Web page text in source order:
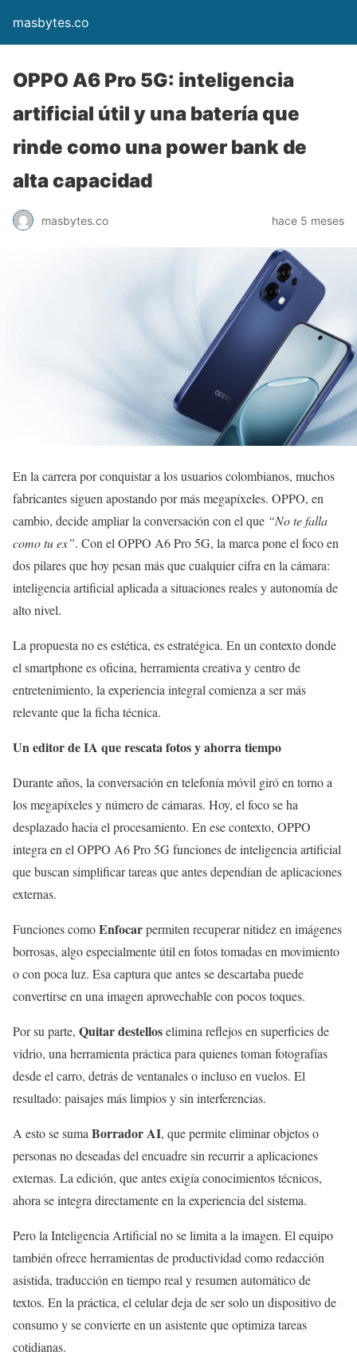
masbytes.co
OPPO A6 Pro 5G: inteligencia
artificial útil y una batería que
rinde como una power bank de
alta capacidad
masbytes.co hace 5 meses
En la carrera por conquistar a los usuarios colombianos, muchos
fabricantes siguen apostando por más megapíxeles. OPPO, en
cambio, decide ampliar la conversación con el que “No te falla
como tu ex”. Con el OPPO A6 Pro 5G, la marca pone el foco en
dos pilares que hoy pesan más que cualquier cifra en la cámara:
inteligencia artificial aplicada a situaciones reales y autonomía de
alto nivel.
La propuesta no es estética, es estratégica. En un contexto donde
el smartphone es oficina, herramienta creativa y centro de
entretenimiento, la experiencia integral comienza a ser más
relevante que la ficha técnica.
Un editor de IA que rescata fotos y ahorra tiempo
Durante años, la conversación en telefonía móvil giró en torno a
los megapíxeles y número de cámaras. Hoy, el foco se ha
desplazado hacia el procesamiento. En ese contexto, OPPO
integra en el OPPO A6 Pro 5G funciones de inteligencia artificial
que buscan simplificar tareas que antes dependían de aplicaciones
externas.
Funciones comoEnfocarpermiten recuperar nitidez en imágenes
borrosas, algo especialmente útil en fotos tomadas en movimiento
o con poca luz. Esa captura que antes se descartaba puede
convertirse en una imagen aprovechable con pocos toques.
Por su parte, Quitar destelloselimina reflejos en superficies de
vidrio, una herramienta práctica para quienes toman fotografías
desde el carro, detrás de ventanales o incluso en vuelos. El
resultado: paisajes más limpios y sin interferencias.
A esto se suma Borrador AI, que permite eliminar objetos o
personas no deseadas del encuadre sin recurrir a aplicaciones
externas. La edición, que antes exigía conocimientos técnicos,
ahora se integra directamente en la experiencia del sistema.
Pero la Inteligencia Artificial no se limita a la imagen. El equipo
también ofrece herramientas de productividad como redacción
asistida, traducción en tiempo real y resumen automático de
textos. En la práctica, el celular deja de ser solo un dispositivo de
consumo y se convierte en un asistente que optimiza tareas
cotidianas.